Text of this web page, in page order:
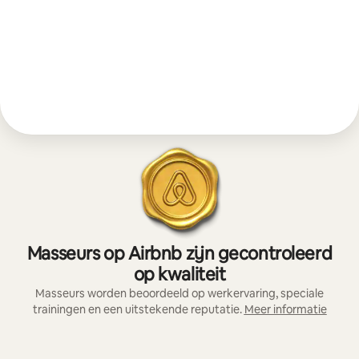
Masseurs op Airbnb zijn gecontroleerd
op kwaliteit
Masseurs worden beoordeeld op werkervaring, speciale
trainingen en een uitstekende reputatie. Meer informatie